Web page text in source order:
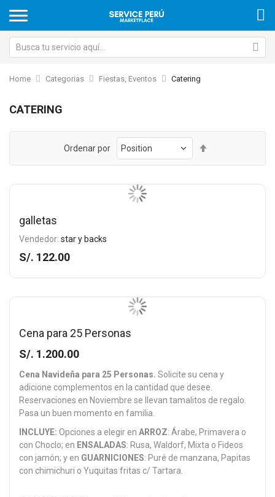
Home Categorias Fiestas, Eventos Catering
CATERING
Ordenar por
Direction
galletas
Vendedor: star y backs
S/. 122.00
Cena para 25 Personas
S/. 1.200.00
Cena Navideña para 25 Personas. Solicite su cena y
adicione complementos en la cantidad que desee.
Reservaciones en Noviembre se llevan tamalitos de regalo.
Pasa un buen momento en familia.
INCLUYE: Opciones a elegir en ARROZ: Árabe, Primavera o
con Choclo; en ENSALADAS: Rusa, Waldorf, Mixta o Fideos
con jamón; y en GUARNICIONES: Puré de manzana, Papitas
con chimichuri o Yuquitas fritas c/ Tartara.